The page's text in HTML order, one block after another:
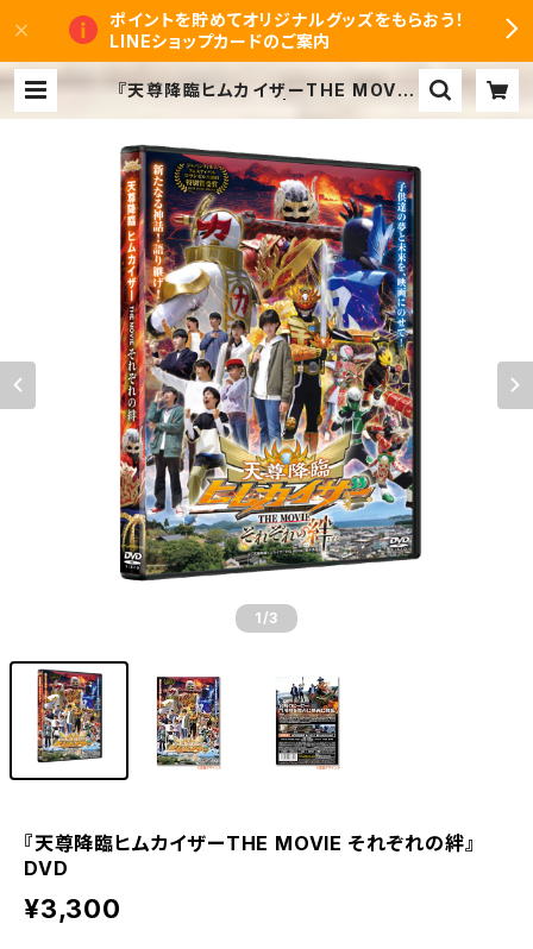
ポイントを貯めてオリジナルグッズをもらおう！
LINEショップカードのご案内
『天尊降臨ヒムカイザーTHE MOVIE
1 /3
『天尊降臨ヒムカイザーTHE MOVIE それぞれの絆』
DVD
¥3,300